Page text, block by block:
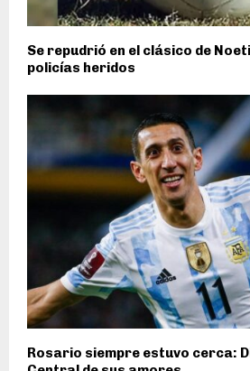
Se repudrió en el clásico de
policías heridos
Rosario siempre estuvo cerca: